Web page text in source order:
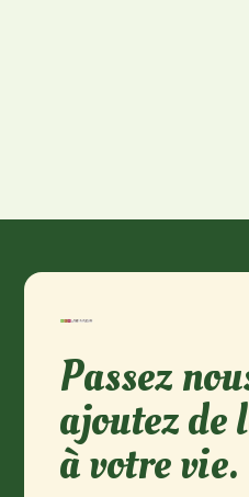
Passez
ajoutez de
à votre vie.